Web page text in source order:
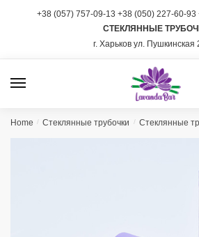
+38 (057) 757-09-13 +38 (050) 227-60-93
СТЕКЛЯННЫЕ
г. Харьков ул. Пушкинская
Home / Стеклянные трубочки / Стеклянные